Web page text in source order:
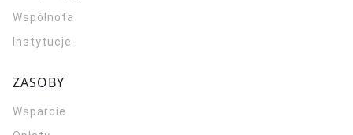
Wspólnota
Instytucje
ZASOBY
Wsparcie